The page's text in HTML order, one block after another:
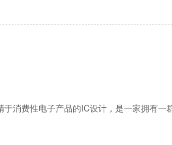
消费性电子产品的IC设计，是一家拥有